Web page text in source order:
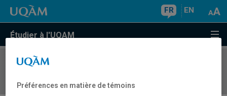
FR EN
Étudier à l'UQAM
COURS//
Préférences en matière de témoins